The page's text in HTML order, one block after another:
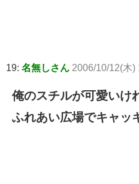
19: 名無しさん 2006/10/12(木)
俺のスチルが可愛いけ
ふれあい広場でキャッ